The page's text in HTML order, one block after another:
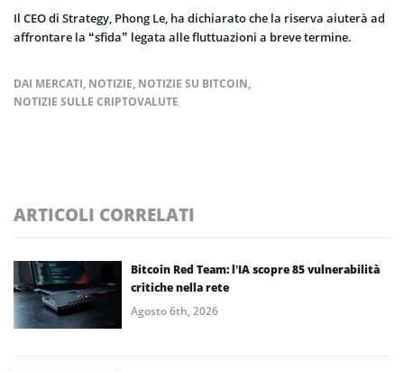
Il CEO di Strategy, Phong Le, ha dichiarato che la riserva aiuterà ad
affrontare la “sfida” legata alle fluttuazioni a breve termine.
DAI MERCATI, NOTIZIE, NOTIZIE SU BITCOIN,
NOTIZIE SULLE CRIPTOVALUTE
ARTICOLI CORRELATI
Bitcoin Red Team: l’IA scopre 85 vulnerabilità
critiche nella rete
Agosto 6th, 2026